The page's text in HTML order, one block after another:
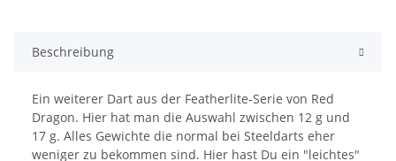
Beschreibung
Ein weiterer Dart aus der Featherlite-Serie von Red
Dragon. Hier hat man die Auswahl zwischen 12 g und
17 g. Alles Gewichte die normal bei Steeldarts eher
weniger zu bekommen sind. Hier hast Du ein "leichtes"